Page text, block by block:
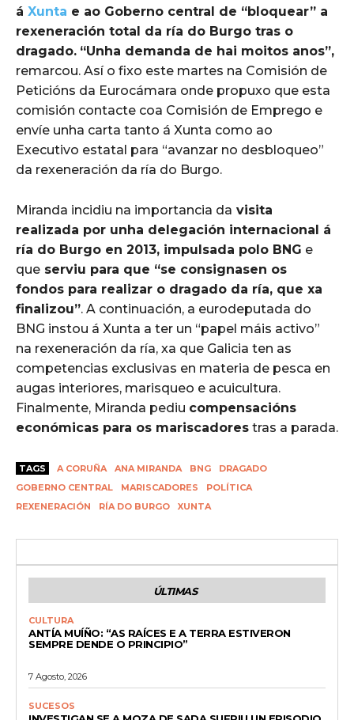
á Xunta e ao Goberno central de “bloquear” a
rexeneración total da ría do Burgo tras o
dragado. “Unha demanda de hai moitos anos”,
remarcou. Así o fixo este martes na Comisión de
Peticións da Eurocámara onde propuxo que esta
comisión contacte coa Comisión de Emprego e
envíe unha carta tanto á Xunta como ao
Executivo estatal para “avanzar no desbloqueo”
da rexeneración da ría do Burgo.
Miranda incidiu na importancia da visita
realizada por unha delegación internacional á
ría do Burgo en 2013, impulsada polo BNG e
que serviu para que “se consignasen os
fondos para realizar o dragado da ría, que xa
finalizou”. A continuación, a eurodeputada do
BNG instou á Xunta a ter un “papel máis activo”
na rexeneración da ría, xa que Galicia ten as
competencias exclusivas en materia de pesca en
augas interiores, marisqueo e acuicultura.
Finalmente, Miranda pediu compensacións
económicas para os mariscadores tras a parada.
TAGS A CORUÑA ANA MIRANDA BNG
DRAGADO
GOBERNO CENTRAL
MARISCADORES
POLÍTICA
REXENERACIÓN
RÍA DO BURGO XUNTA
ÚLTIMAS
CULTURA
ANTÍA MUÍÑO: “AS RAÍCES E A TERRA ESTIVERON
SEMPRE DENDE O PRINCIPIO”
7 Agosto, 2026
SUCESOS